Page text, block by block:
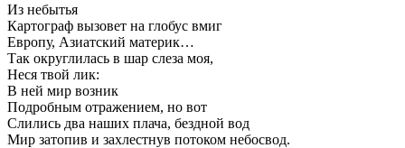
Из небытья
Картограф вызовет на глобус вмиг
Европу, Азиатский материк…
Так округлилась в шар слеза моя,
Неся твой лик:
В ней мир возник
Подробным отражением, но вот
Слились два наших плача, бездной вод
Мир затопив и захлестнув потоком небосвод.